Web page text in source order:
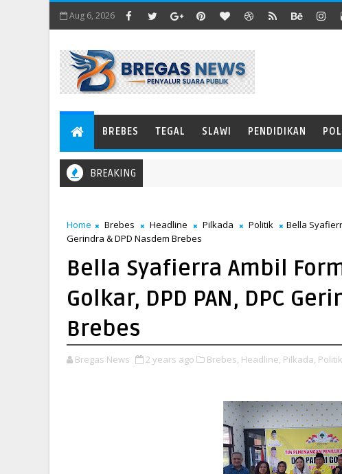
Aug 6, 2026
BREBES TEGAL SLAWI PENDIDIKAN
BREAKING
Home Brebes Headline Pilkada Politik
Bella
Gerindra & DPD Nasdem Brebes
Bella Syafierra Ambil
Golkar, DPD PAN, DPC
Brebes
Bregas News 2 years ago Brebes, Headline, Pilkada,